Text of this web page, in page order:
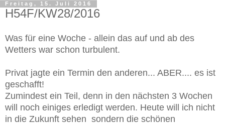
Freitag, 15. Juli 2016
H54F/KW28/2016
Was für eine Woche - allein das auf und ab des
Wetters war schon turbulent.
Privat jagte ein Termin den anderen... ABER.... es ist
geschafft!
Zumindest ein Teil, denn in den nächsten 3 Wochen
will noch einiges erledigt werden. Heute will ich nicht
in die Zukunft sehen sondern die schönen